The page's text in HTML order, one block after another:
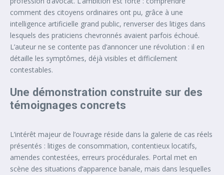
comment des citoyens ordinaires ont pu, grâce à une
intelligence artificielle grand public, renverser des litiges dans
lesquels des praticiens chevronnés avaient parfois échoué.
L’auteur ne se contente pas d’annoncer une révolution : il en
détaille les symptômes, déjà visibles et difficilement
contestables.
Une démonstration construite sur des
témoignages concrets
L’intérêt majeur de l’ouvrage réside dans la galerie de cas réels
présentés : litiges de consommation, contentieux locatifs,
amendes contestées, erreurs procédurales. Portal met en
scène des situations d’apparence banale, mais dans lesquelles